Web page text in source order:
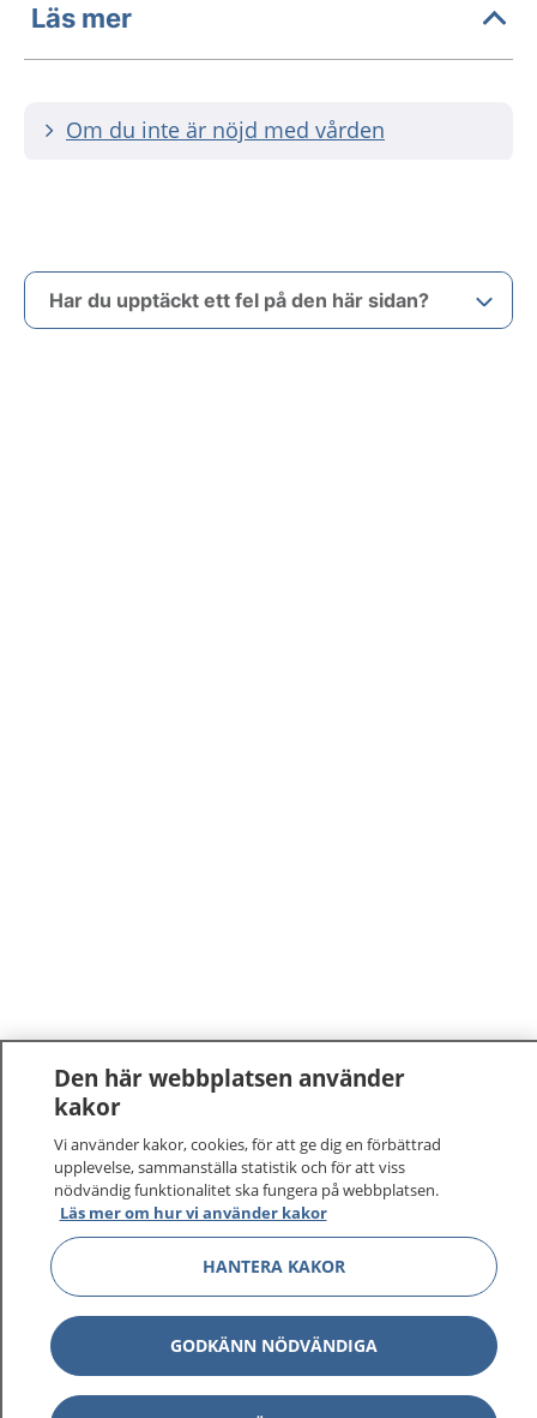
Läs mer
Om du inte är nöjd med vården
Har du upptäckt ett fel på den här sidan?
Den här webbplatsen använder
kakor
Vi använder kakor, cookies, för att ge dig en förbättrad
upplevelse, sammanställa statistik och för att viss
nödvändig funktionalitet ska fungera på webbplatsen.
Läs mer om hur vi använder kakor
HANTERA KAKOR
GODKÄNN NÖDVÄNDIGA